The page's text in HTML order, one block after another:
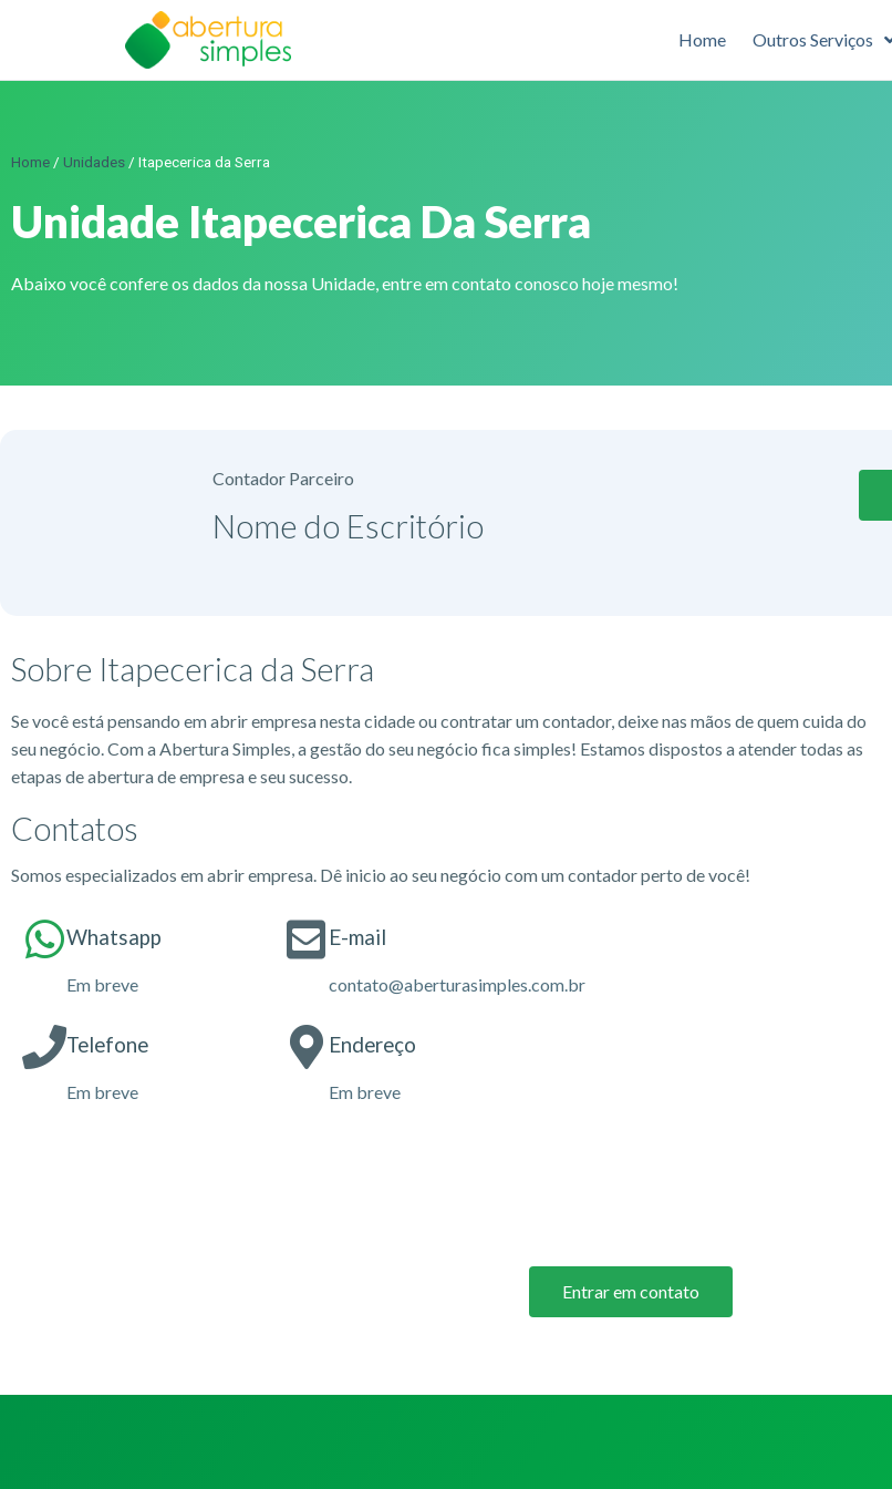
Home Outros Serviços
Home / Unidades / Itapecerica da Serra
Unidade Itapecerica Da Serra
Abaixo você confere os dados da nossa Unidade, entre em contato conosco hoje mesmo!
Contador Parceiro
Nome do Escritório​
Sobre Itapecerica da Serra
Se você está pensando em abrir empresa nesta cidade ou contratar um contador, deixe nas mãos de quem cuida do
seu negócio. Com a Abertura Simples, a gestão do seu negócio fica simples! Estamos dispostos a atender todas as
etapas de abertura de empresa e seu sucesso.
Contatos
Somos especializados em abrir empresa. Dê inicio ao seu negócio com um contador perto de você!
Whatsapp
Em breve
Telefone
Em breve
E-mail
contato@aberturasimples.com.br
Endereço
Em breve
Entrar em contato